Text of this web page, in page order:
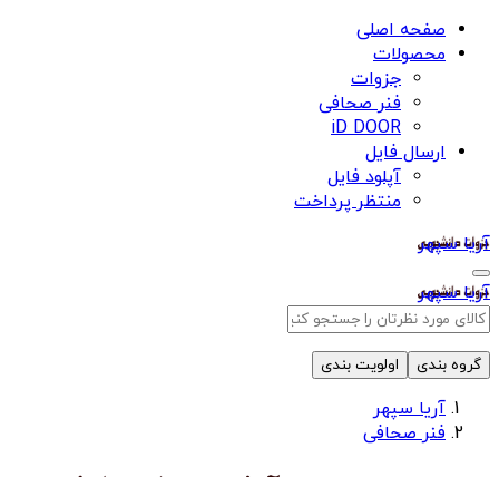
صفحه اصلی
محصولات
جزوات
فنر صحافی
iD DOOR
ارسال فایل
آپلود فایل
منتظر پرداخت
آریا سپهر
آریا سپهر
گروه بندی اولویت بندی
آریا سپهر
فنر صحافی